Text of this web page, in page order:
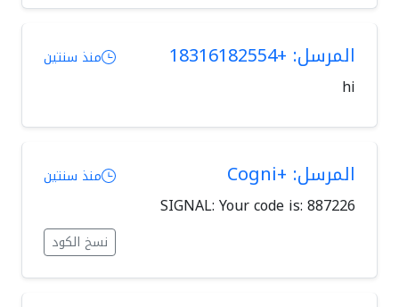
المرسل: +18316182554 منذ سنتين
hi
المرسل: +Cogni منذ سنتين
SIGNAL: Your code is: 887226
نسخ الكود